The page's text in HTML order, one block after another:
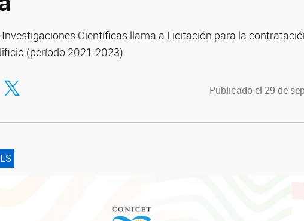
Científicas llama a Licitación para la
(período 2021-2023)
en Facebook
Compartir en Twitter Publicado el 29 de